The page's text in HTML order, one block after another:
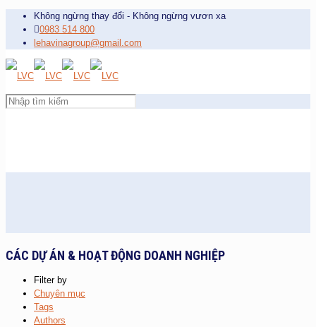
Không ngừng thay đổi - Không ngừng vươn xa
0983 514 800
lehavinagroup@gmail.com
CÁC DỰ ÁN & HOẠT ĐỘNG DOANH NGHIỆP
Filter by
Chuyên mục
Tags
Authors